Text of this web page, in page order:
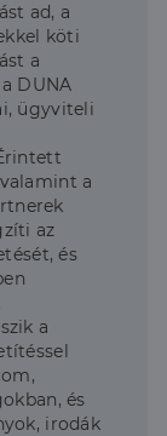
ad, a
köti
a
DUNA
ügyviteli
a
az
és
a
és
irodák